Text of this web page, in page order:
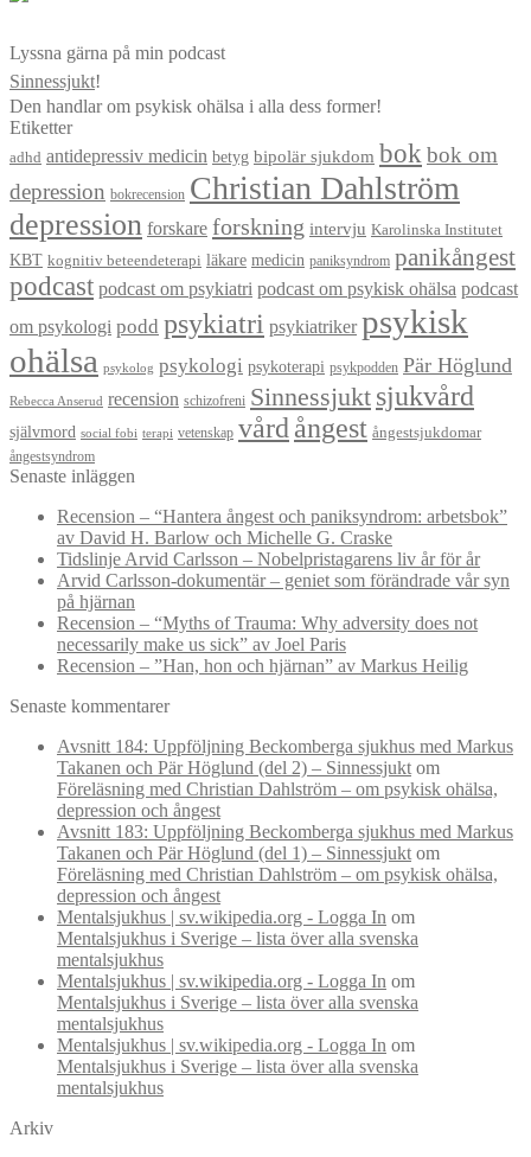
Lyssna gärna på min podcast
Sinnessjukt!
Den handlar om psykisk ohälsa i alla dess former!
Etiketter
adhd antidepressiv medicin betyg bipolär sjukdom bokbok om
depression
bokrecension Christian Dahlström
depression forskare forskning intervju Karolinska Institutet
KBT kognitiv beteendeterapi läkare medicin paniksyndrom panikångest
podcast podcast om psykiatri podcast om psykisk ohälsa podcast
om psykologi podd psykiatri psykiatriker psykisk
ohälsa psykolog psykologi psykoterapi psykpodden Pär Höglund
Rebecca Anserud recension schizofreni Sinnessjukt sjukvård
självmord social fobi terapi vetenskap vård ångest ångestsjukdomar
ångestsyndrom
Senaste inläggen
Recension – “Hantera ångest och paniksyndrom: arbetsbok”
av David H. Barlow och Michelle G. Craske
Tidslinje Arvid Carlsson – Nobelpristagarens liv år för år
Arvid Carlsson-dokumentär – geniet som förändrade vår syn
på hjärnan
Recension – “Myths of Trauma: Why adversity does not
necessarily make us sick” av Joel Paris
Recension – ”Han, hon och hjärnan” av Markus Heilig
Senaste kommentarer
Avsnitt 184: Uppföljning Beckomberga sjukhus med Markus
Takanen och Pär Höglund (del 2) – Sinnessjukt om
Föreläsning med Christian Dahlström – om psykisk ohälsa,
depression och ångest
Avsnitt 183: Uppföljning Beckomberga sjukhus med Markus
Takanen och Pär Höglund (del 1) – Sinnessjukt om
Föreläsning med Christian Dahlström – om psykisk ohälsa,
depression och ångest
Mentalsjukhus | sv.wikipedia.org - Logga In om
Mentalsjukhus i Sverige – lista över alla svenska
mentalsjukhus
Mentalsjukhus | sv.wikipedia.org - Logga In om
Mentalsjukhus i Sverige – lista över alla svenska
mentalsjukhus
Mentalsjukhus | sv.wikipedia.org - Logga In om
Mentalsjukhus i Sverige – lista över alla svenska
mentalsjukhus
Arkiv